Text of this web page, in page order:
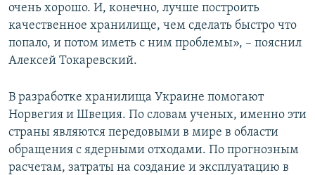
очень хорошо. И, конечно, лучше построить
качественное хранилище, чем сделать быстро что
попало, и потом иметь с ним проблемы», – пояснил
Алексей Токаревский.
В разработке хранилища Украине помогают
Норвегия и Швеция. По словам ученых, именно эти
страны являются передовыми в мире в области
обращения с ядерными отходами. По прогнозным
расчетам, затраты на создание и эксплуатацию в